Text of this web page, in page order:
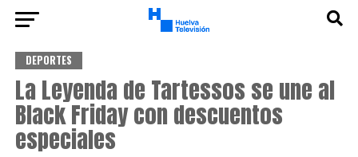
DEPORTES
La Leyenda de Tartessos se une al
Black Friday con descuentos
especiales